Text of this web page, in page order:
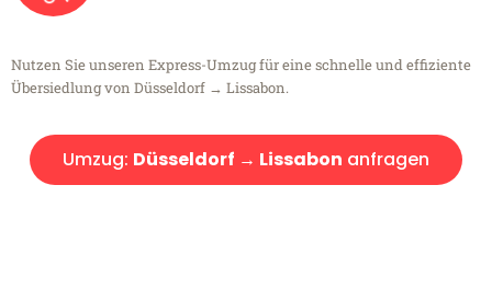
Nutzen Sie unseren Express-Umzug für eine schnelle und effiziente
Übersiedlung von Düsseldorf → Lissabon.
Umzug: Düsseldorf → Lissabon anfragen